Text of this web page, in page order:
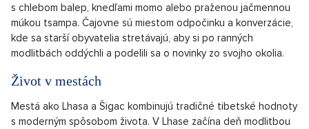
s chlebom balep, knedľami momo alebo praženou jačmennou
múkou tsampa. Čajovne sú miestom odpočinku a konverzácie,
kde sa starší obyvatelia stretávajú, aby si po ranných
modlitbách oddýchli a podelili sa o novinky zo svojho okolia.
Život v mestách
Mestá ako Lhasa a Šigac kombinujú tradičné tibetské hodnoty
s moderným spôsobom života. V Lhase začína deň modlitbou